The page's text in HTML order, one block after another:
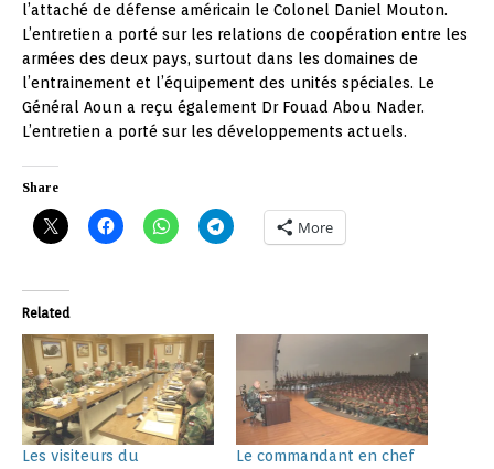
l’attaché de défense américain le Colonel Daniel Mouton.
L’entretien a porté sur les relations de coopération entre les
armées des deux pays, surtout dans les domaines de
l’entrainement et l’équipement des unités spéciales. Le
Général Aoun a reçu également Dr Fouad Abou Nader.
L’entretien a porté sur les développements actuels.
Share
More
Related
Les visiteurs du
Le commandant en chef